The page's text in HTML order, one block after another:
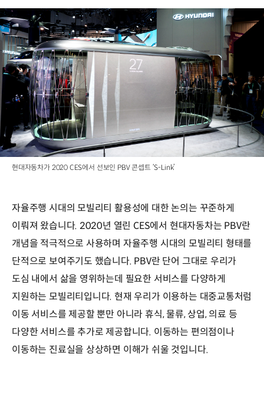
현대자동차가 2020 CES에서 선보인 PBV 콘셉트 ‘S-Link’
자율주행 시대의 모빌리티 활용성에 대한 논의는 꾸준하게
이뤄져 왔습니다. 2020년 열린 CES에서 현대자동차는 PBV란
개념을 적극적으로 사용하며 자율주행 시대의 모빌리티 형태를
단적으로 보여주기도 했습니다. PBV란 단어 그대로 우리가
도심 내에서 삶을 영위하는데 필요한 서비스를 다양하게
지원하는 모빌리티입니다. 현재 우리가 이용하는 대중교통처럼
이동 서비스를 제공할 뿐만 아니라 휴식, 물류, 상업, 의료 등
다양한 서비스를 추가로 제공합니다. 이동하는 편의점이나
이동하는 진료실을 상상하면 이해가 쉬울 것입니다.